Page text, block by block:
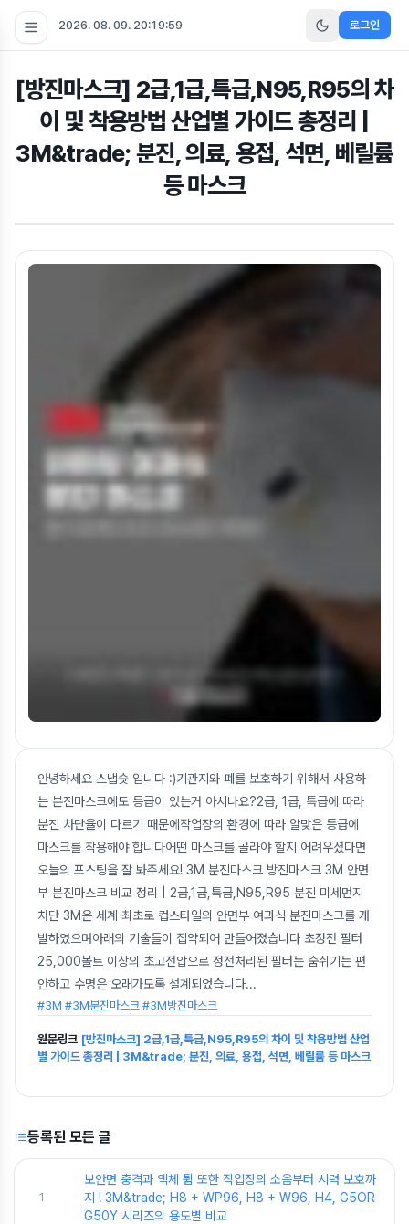
2026. 08. 09. 20:20:00 로그인
[방진마스크] 2급,1급,특급,N95,R95의 차
이 및 착용방법 산업별 가이드 총정리 |
3M&trade; 분진, 의료, 용접, 석면, 베릴륨
등 마스크
안녕하세요 스냅슛 입니다 :)기관지와 폐를 보호하기 위해서 사용하
는 분진마스크에도 등급이 있는거 아시나요?2급, 1급, 특급에 따라
분진 차단율이 다르기 때문에작업장의 환경에 따라 알맞은 등급에
마스크를 착용해야 합니다어떤 마스크를 골라야 할지 어려우셨다면
오늘의 포스팅을 잘 봐주세요! 3M 분진마스크 방진마스크 3M 안면
부 분진마스크 비교 정리 | 2급,1급,특급,N95,R95 분진 미세먼지
차단 3M은 세계 최초로 컵스타일의 안면부 여과식 분진마스크를 개
발하였으며아래의 기술들이 집약되어 만들어졌습니다 초정전 필터
25,000볼트 이상의 초고전압으로 정전처리된 필터는 숨쉬기는 편
안하고 수명은 오래가도록 설계되었습니다...
#3M #3M분진마스크 #3M방진마스크
원문링크 [방진마스크] 2급,1급,특급,N95,R95의 차이 및 착용방법 산업
별 가이드 총정리 | 3M&trade; 분진, 의료, 용접, 석면, 베릴륨 등 마스크
등록된 모든 글
1
보안면 충격과 액체 튐 또한 작업장의 소음부터 시력 보호까
지 ! 3M&trade; H8 + WP96, H8 + W96, H4, G5OR
G50Y 시리즈의 용도별 비교